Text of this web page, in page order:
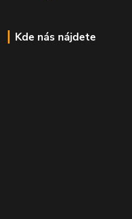
Kde nás nájdete